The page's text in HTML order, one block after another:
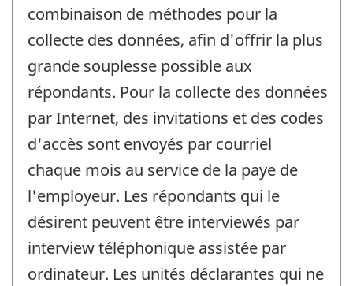
combinaison de méthodes pour la
collecte des données, afin d'offrir la plus
grande souplesse possible aux
répondants. Pour la collecte des données
par Internet, des invitations et des codes
d'accès sont envoyés par courriel
chaque mois au service de la paye de
l'employeur. Les répondants qui le
désirent peuvent être interviewés par
interview téléphonique assistée par
ordinateur. Les unités déclarantes qui ne